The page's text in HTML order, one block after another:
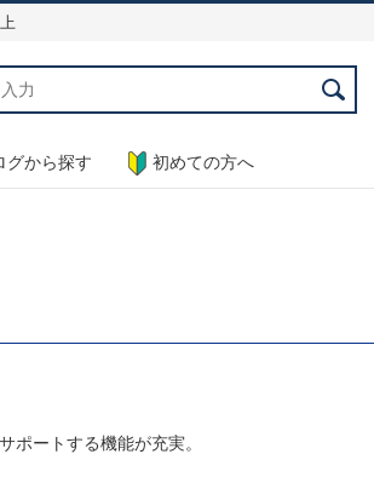
グから探す 初めての方へ
ポートする機能が充実。